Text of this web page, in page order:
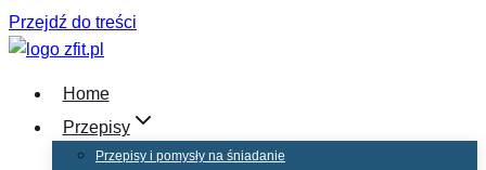
Przejdź do treści
Home
Przepisy
Przepisy i pomysły na śniadanie